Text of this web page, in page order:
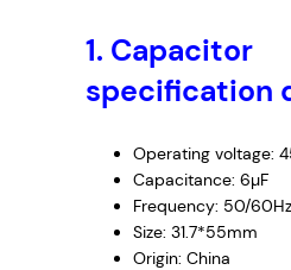
1. Capacitor
specification
Operating voltage:
Capacitance: 6µF
Frequency: 50/60Hz
Size: 31.7*55mm
Origin: China